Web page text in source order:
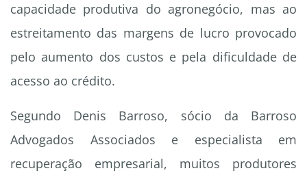
capacidade produtiva do agronegócio, mas ao
estreitamento das margens de lucro provocado
pelo aumento dos custos e pela dificuldade de
acesso ao crédito.
Segundo Denis Barroso, sócio da Barroso
Advogados Associados e especialista em
recuperação empresarial, muitos produtores